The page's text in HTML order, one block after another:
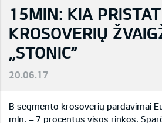
15MIN: KIA
KROSOVERIŲ
„STONIC“
20.06.17
B segmento krosoverių pardavimai
mln. – 7 procentus visos rinkos.